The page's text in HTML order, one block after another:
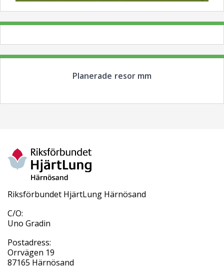
Planerade resor mm
Riksförbundet HjärtLung Härnösand
C/O:
Uno Gradin
Postadress:
Orrvägen 19
87165 Härnösand